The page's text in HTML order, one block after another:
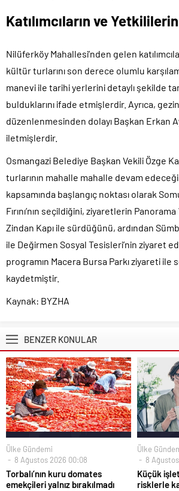
Katılımcıların ve
Nilüferköy Mahallesi’nden gelen
kültür turlarını son derece olumlu
manevi ile tarihi yerlerini detaylı şekilde
bulduklarını ifade etmişlerdir. Ayrıca,
düzenlenmesinden dolayı Başkan Erkan
iletmişlerdir.
Osmangazi Belediye Başkan Vekili Özge
turlarının mahalle mahalle devam
kapsamında başlangıç noktası olarak
Fırını’nın seçildiğini, ziyaretlerin
Zindan Kapı ile sürdüğünü, ardından
ile Değirmen Sosyal Tesisleri’nin ziyaret
programın Macera Bursa Parkı ziyareti ile
kaydetmiştir.
Kaynak: BYZHA
BENZER KONULAR
Ülke Gündemi
8 Ağustos 2026 00:08
Torbalı’nın kuru domates
emekçileri yalnız bırakılmadı
Ülke
8
Küçük
risklerle